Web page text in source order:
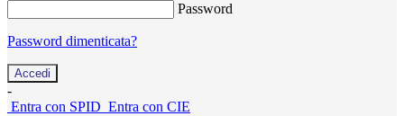
Password
Password dimenticata?
-
Entra con SPID Entra con CIE